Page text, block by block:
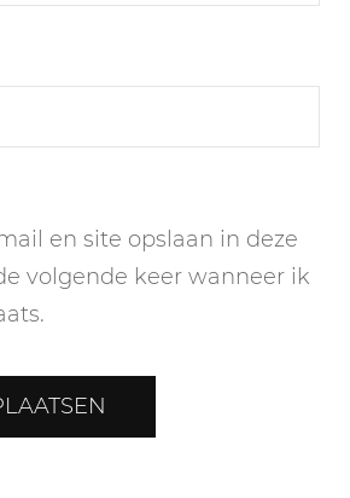
en site opslaan in deze
volgende keer wanneer ik